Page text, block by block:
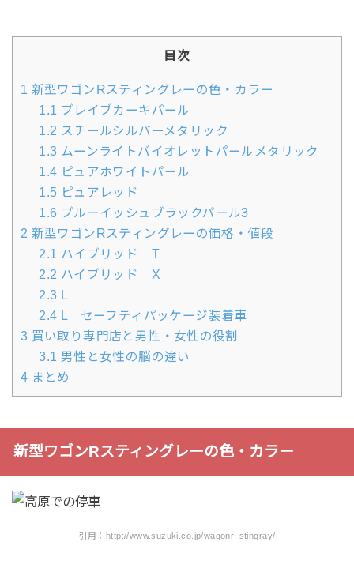
目次
1 新型ワゴンRスティングレーの色・カラー
1.1 ブレイブカーキパール
1.2 スチールシルバーメタリック
1.3 ムーンライトバイオレットパールメタリック
1.4 ピュアホワイトパール
1.5 ピュアレッド
1.6 ブルーイッシュブラックパール3
2 新型ワゴンRスティングレーの価格・値段
2.1 ハイブリッド T
2.2 ハイブリッド X
2.3 L
2.4 L セーフティパッケージ装着車
3 買い取り専門店と男性・女性の役割
3.1 男性と女性の脳の違い
4 まとめ
新型ワゴンRスティングレーの色・カラー
引用：http://www.suzuki.co.jp/wagonr_stingray/